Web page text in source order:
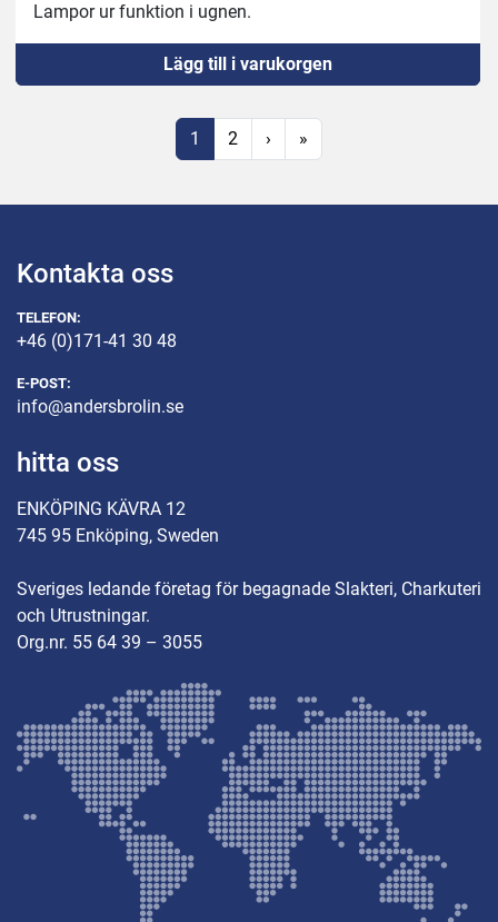
Lampor ur funktion i ugnen.
Lägg till i varukorgen
1 2 › »
Kontakta oss
TELEFON:
+46 (0)171-41 30 48
E-POST:
info@andersbrolin.se
hitta oss
ENKÖPING KÄVRA 12
745 95 Enköping, Sweden
Sveriges ledande företag för begagnade Slakteri, Charkuteri
och Utrustningar.
Org.nr. 55 64 39 – 3055